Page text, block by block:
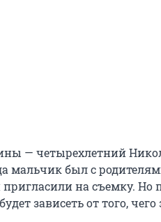
— четырехлетний
мальчик был с
на съемку. Но
зависеть от того,